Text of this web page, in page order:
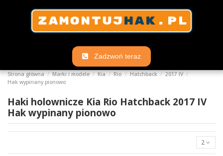
Zadzwoń teraz
Strona główna Marki i modele Kia Rio Hatchback
2017 IV
Hak wypinany pionowo
Haki holownicze Kia Rio Hatchback 2017 IV
Hak wypinany pionowo
2